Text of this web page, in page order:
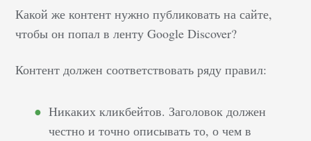
Какой же контент нужно публиковать на сайте,
чтобы он попал в ленту Google Discover?
Контент должен соответствовать ряду правил:
Никаких кликбейтов. Заголовок должен
честно и точно описывать то, о чем в